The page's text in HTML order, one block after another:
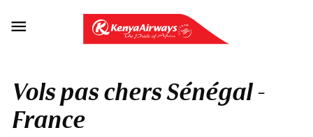

Vols pas chers Sénégal -
France